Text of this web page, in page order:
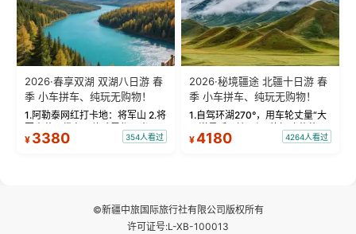
2026·春享双湖 双湖八日游 春
季 小车拼车、纯玩无购物！
1.阿勒泰网红打卡地：将军山 2.将
军山落日缆车，体验雪都风光 3.
将军山，夕阳派对，蹦迪party 4.
¥ 3380 354人看过
2026·秘境疆途 北疆十日游 春
季 小车拼车、纯玩无购物！
1.自驾环湖270°，用车轮丈量“大
西洋最后一滴眼泪”的极致蔚蓝，
让雪山、花海与深邃湖水在转弯
¥4180 4264人看过
©新疆中旅国际旅行社有限公司版权所有
许可证号:L-XB-100013